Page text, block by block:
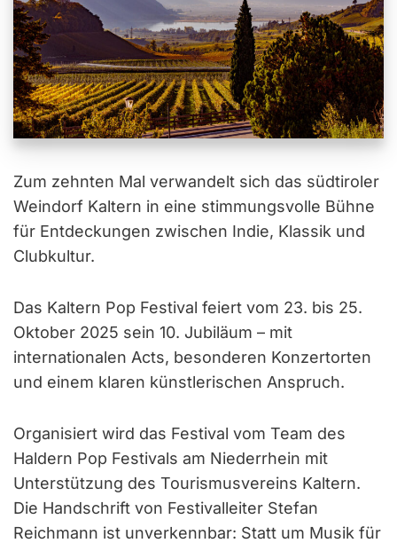
Zum zehnten Mal verwandelt sich das südtiroler
Weindorf Kaltern in eine stimmungsvolle Bühne
für Entdeckungen zwischen Indie, Klassik und
Clubkultur.
Das Kaltern Pop Festival feiert vom 23. bis 25.
Oktober 2025 sein 10. Jubiläum – mit
internationalen Acts, besonderen Konzertorten
und einem klaren künstlerischen Anspruch.
Organisiert wird das Festival vom Team des
Haldern Pop Festivals am Niederrhein mit
Unterstützung des Tourismusvereins Kaltern.
Die Handschrift von Festivalleiter Stefan
Reichmann ist unverkennbar: Statt um Musik für